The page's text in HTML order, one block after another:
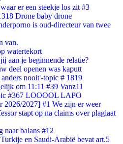
er een steekje los zit #3
Drone baby drone
is oud-directeur van twee
van.
watertekort
aan je beginnende relatie?
deel openen was kaputt
nooit'-topic # 1819
om 11:11 #39 Vanz11
#367 LOOOOL LAPO
2026/2027] #1 We zijn er weer
stapt op na claims over plagiaat
balans #12
en Saudi-Arabië bevat art.5